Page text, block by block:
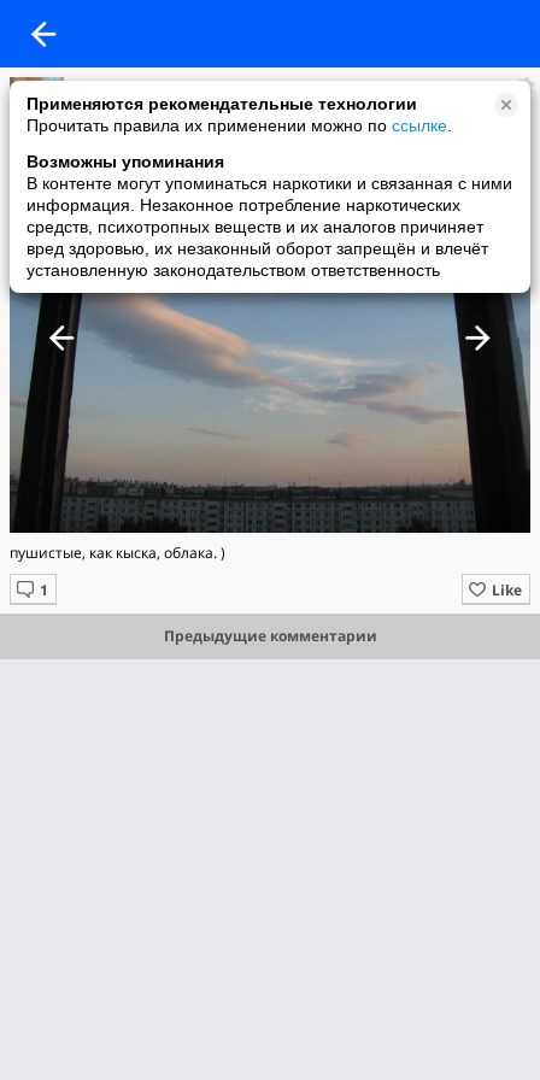
Применяются рекомендательные технологии
Прочитать правила их применении можно по ссылке
Возможны упоминания
В контенте могут упоминаться наркотики и связанная с ними
информация. Незаконное потребление наркотических
средств, психотропных веществ и их аналогов причиняет
вред здоровью, их незаконный оборот запрещён и влечёт
установленную законодательством ответственность
(Женя)
added a photo
25 Aug в 08:11
пушистые, как кыска, облака. )
Like
Предыдущие комментарии